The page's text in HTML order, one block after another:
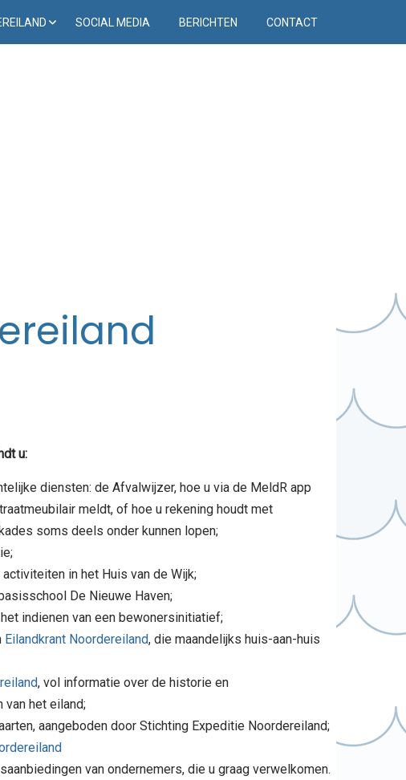
SOCIAL MEDIA BERICHTEN CONTACT
u:
diensten: de Afvalwijzer, hoe u via de MeldR app
meldt, of hoe u rekening houdt met
soms deels onder kunnen lopen;
in het Huis van de Wijk;
De Nieuwe Haven;
indienen van een bewonersinitiatief;
Eilandkrant Noordereiland, die maandelijks huis-aan-huis
, vol informatie over de historie en
van het eiland;
aangeboden door Stichting Expeditie Noordereiland;
van ondernemers, die u graag verwelkomen.